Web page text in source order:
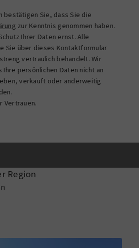
bestätigen Sie, dass Sie die
zur Kenntnis genommen haben.
Ihrer Daten ernst. Alle
Sie über dieses Kontaktformular
vertraulich behandelt. Wir
Ihre persönlichen Daten nicht an
verkauft oder anderweitig
Vertrauen.
Region